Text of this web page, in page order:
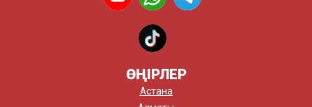
ӨҢІРЛЕР
Астана